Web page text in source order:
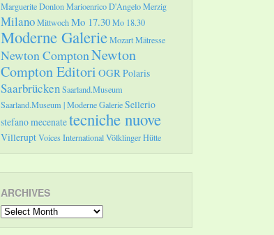
Marguerite DonlonMarioenrico D'AngeloMerzig
MilanoMittwochMo 17.30Mo 18.30
Moderne GalerieMozartMätresse
Newton ComptonNewton
Compton Editori OGRPolaris
SaarbrückenSaarland.Museum
Saarland.Museum | Moderne GalerieSellerio
stefano mecenatetecniche nuove
VilleruptVoices InternationalVölklinger Hütte
ARCHIVES
Archives